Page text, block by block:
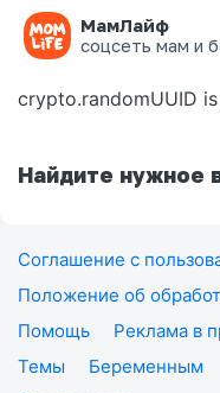
МамЛайф
соцсеть мам и
Ошибка на
crypto.randomUUID
Найдите нужное
Соглашение с
Положение об
Помощь
Реклама в
Темы
Беременным